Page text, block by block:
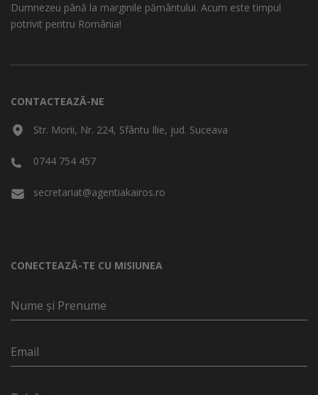
Dumnezeu până la marginile pământului. Acum este timpul
potrivit pentru România!
CONTACTEAZĂ-NE
Str. Morii, Nr. 224, Sfântu Ilie, jud. Suceava
0744 754 457
secretariat@agentiakairos.ro
CONECTEAZĂ-TE CU MISIUNEA